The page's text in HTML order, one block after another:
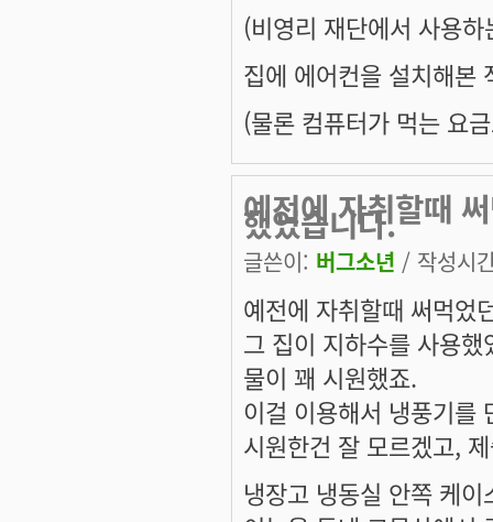
(비영리 재단에서 사용
집에 에어컨을 설치해본
(물론 컴퓨터가 먹는 요
예전에 자취할때
했었습니다.
글쓴이: 버그소년 / 작성시
예전에 자취할때 써먹었
그 집이 지하수를 사용했
물이 꽤 시원했죠.
이걸 이용해서 냉풍기를
시원한건 잘 모르겠고,
냉장고 냉동실 안쪽 케